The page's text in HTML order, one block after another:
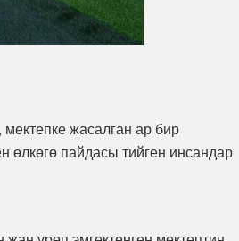
жасалган ар бир
өлкөгө пайдасы тийген инсандар